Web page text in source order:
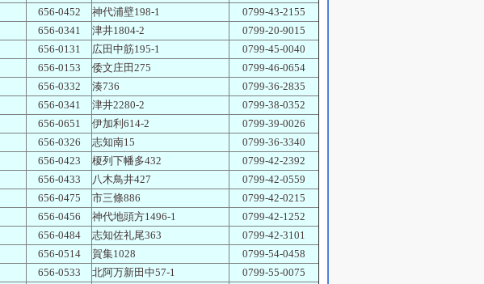
656-0452 神代浦壁198-1
0799-43-2155
656-0341 津井1804-2
0799-20-9015
656-0131 広田中筋195-1
0799-45-0040
656-0153 倭文庄田275
0799-46-0654
656-0332 湊736
0799-36-2835
656-0341 津井2280-2
0799-38-0352
656-0651 伊加利614-2
0799-39-0026
656-0326 志知南15
0799-36-3340
656-0423 榎列下幡多432
0799-42-2392
656-0433 八木鳥井427
0799-42-0559
656-0475 市三條886
0799-42-0215
656-0456 神代地頭方1496-1
0799-42-1252
656-0484 志知佐礼尾363
0799-42-3101
656-0514 賀集1028
0799-54-0458
656-0533 北阿万新田中57-1
0799-55-0075